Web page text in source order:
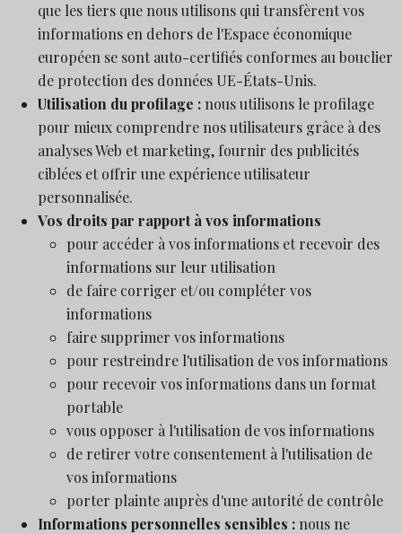
que les tiers que nous utilisons qui transfèrent vos
informations en dehors de l'Espace économique
européen se sont auto-certifiés conformes au bouclier
de protection des données UE-États-Unis.
Utilisation du profilage : nous utilisons le profilage
pour mieux comprendre nos utilisateurs grâce à des
analyses Web et marketing, fournir des publicités
ciblées et offrir une expérience utilisateur
personnalisée.
Vos droits par rapport à vos informations
pour accéder à vos informations et recevoir des
informations sur leur utilisation
de faire corriger et/ou compléter vos
informations
faire supprimer vos informations
pour restreindre l'utilisation de vos informations
pour recevoir vos informations dans un format
portable
vous opposer à l'utilisation de vos informations
de retirer votre consentement à l'utilisation de
vos informations
porter plainte auprès d'une autorité de contrôle
Informations personnelles sensibles : nous ne